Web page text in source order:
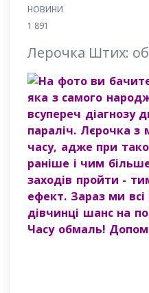
НОВИНИ
1 891
Лерочка Штих:
На фото ви
яка з самого
всупереч діагнозу
параліч. Лєрочка
часу, адже при
раніше і чим
заходів пройти -
ефект. Зараз ми
дівчинці шанс на
Часу обмаль!